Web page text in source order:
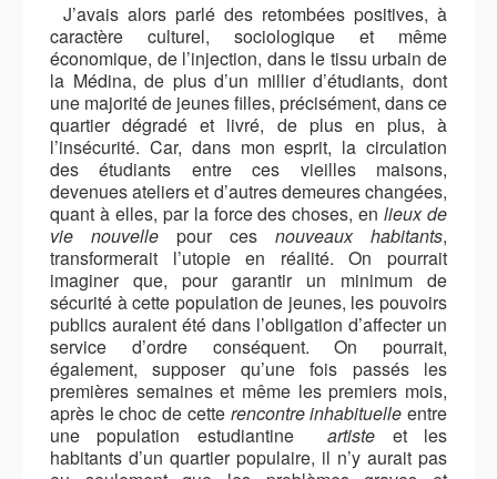
J’avais alors parlé des retombées positives, à
caractère culturel, sociologique et même
économique, de l’injection, dans le tissu urbain de
la Médina, de plus d’un millier d’étudiants, dont
une majorité de jeunes filles, précisément, dans ce
quartier dégradé et livré, de plus en plus, à
l’insécurité. Car, dans mon esprit, la circulation
des étudiants entre ces vieilles maisons,
devenues ateliers et d’autres demeures changées,
quant à elles, par la force des choses, enlieux de
vie nouvelle pour ces nouveaux habitants,
transformerait l’utopie en réalité. On pourrait
imaginer que, pour garantir un minimum de
sécurité à cette population de jeunes, les pouvoirs
publics auraient été dans l’obligation d’affecter un
service d’ordre conséquent. On pourrait,
également, supposer qu’une fois passés les
premières semaines et même les premiers mois,
après le choc de cette rencontre inhabituelle entre
une population estudiantineartiste et les
habitants d’un quartier populaire, il n’y aurait pas